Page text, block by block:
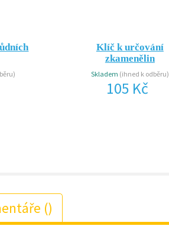
Klíč k určování
zkamenělin
Skladem (ihned k odběru)
105 Kč
()